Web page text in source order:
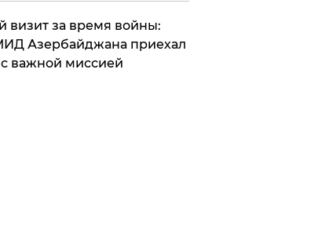
визит за время войны:
Азербайджана приехал
важной миссией